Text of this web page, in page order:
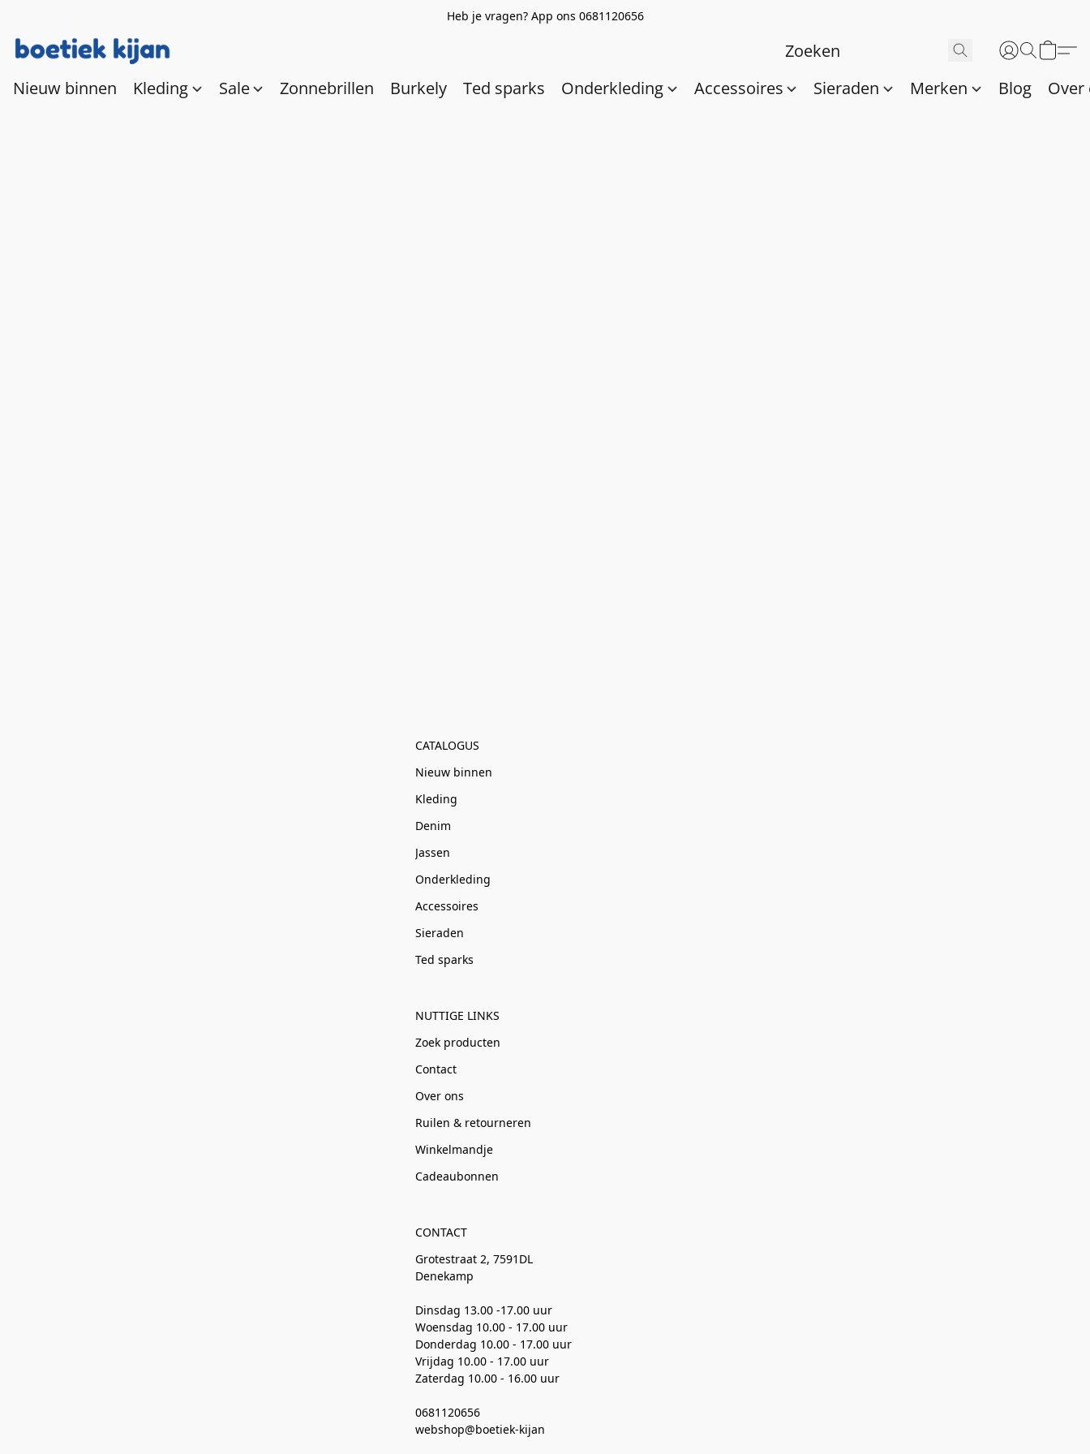
Heb je vragen? App ons 0681120656
Nieuw binnen Kleding Sale Zonnebrillen Burkely Ted sparks Onderkleding Accessoires Sieraden Merken Blog Over
CATALOGUS
Nieuw binnen
Kleding
Denim
Jassen
Onderkleding
Accessoires
Sieraden
Ted sparks
NUTTIGE LINKS
Zoek producten
Contact
Over ons
Ruilen & retourneren
Winkelmandje
Cadeaubonnen
CONTACT
Grotestraat 2, 7591DL
Denekamp
Dinsdag 13.00 -17.00 uur
Woensdag 10.00 - 17.00 uur
Donderdag 10.00 - 17.00 uur
Vrijdag 10.00 - 17.00 uur
Zaterdag 10.00 - 16.00 uur
0681120656
webshop@boetiek-kijan